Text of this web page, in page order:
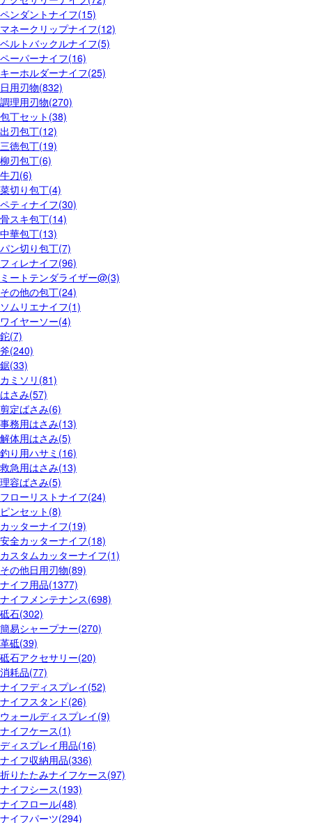
ペンダントナイフ(15)
マネークリップナイフ(12)
ベルトバックルナイフ(5)
ペーパーナイフ(16)
キーホルダーナイフ(25)
日用刃物(832)
調理用刃物(270)
包丁セット(38)
出刃包丁(12)
三徳包丁(19)
柳刃包丁(6)
牛刀(6)
菜切り包丁(4)
ペティナイフ(30)
骨スキ包丁(14)
中華包丁(13)
パン切り包丁(7)
フィレナイフ(96)
ミートテンダライザー@(3)
その他の包丁(24)
ソムリエナイフ(1)
ワイヤーソー(4)
鉈(7)
斧(240)
鋸(33)
カミソリ(81)
はさみ(57)
剪定ばさみ(6)
事務用はさみ(13)
解体用はさみ(5)
釣り用ハサミ(16)
救急用はさみ(13)
理容ばさみ(5)
フローリストナイフ(24)
ピンセット(8)
カッターナイフ(19)
安全カッターナイフ(18)
カスタムカッターナイフ(1)
その他日用刃物(89)
ナイフ用品(1377)
ナイフメンテナンス(698)
砥石(302)
簡易シャープナー(270)
革砥(39)
砥石アクセサリー(20)
消耗品(77)
ナイフディスプレイ(52)
ナイフスタンド(26)
ウォールディスプレイ(9)
ナイフケース(1)
ディスプレイ用品(16)
ナイフ収納用品(336)
折りたたみナイフケース(97)
ナイフシース(193)
ナイフロール(48)
ナイフパーツ(294)